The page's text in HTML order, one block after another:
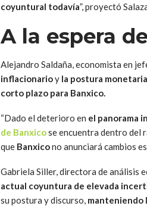
coyuntural todavía”, proyectó
A la espera
Alejandro Saldaña, economista en
inflacionarioy la postura
corto plazo para Banxico.
“Dado el deterioro en el panorama
de Banxicose encuentra dentro del
que Banxicono anunciará cambios
Gabriela Siller, directora de análisis
actual coyuntura de elevada
su postura y discurso, manteniendo